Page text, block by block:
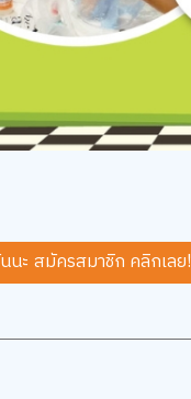
นะ สมัครสมาชิก คลิกเลย!